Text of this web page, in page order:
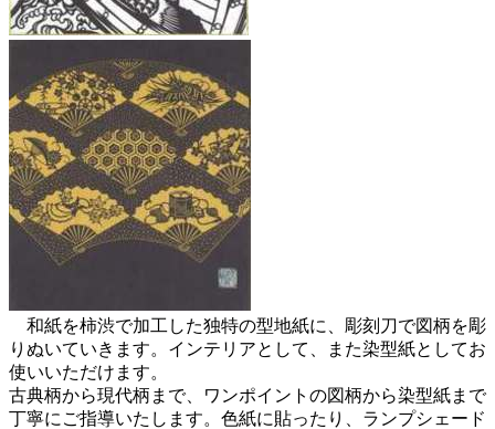
和紙を柿渋で加工した独特の型地紙に、彫刻刀で図柄を彫
りぬいていきます。インテリアとして、また染型紙としてお
使いいただけます。
古典柄から現代柄まで、ワンポイントの図柄から染型紙まで
丁寧にご指導いたします。色紙に貼ったり、ランプシェード